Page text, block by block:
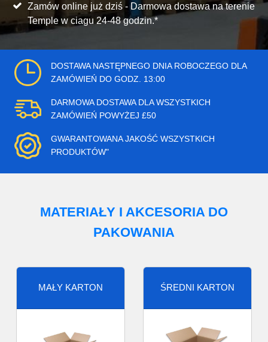
Zamów online już dziś - Darmowa dostawa na terenie
Temple w ciagu 24-48 godzin.*
DOSTAWA NASTĘPNEGO DNIA ROBOCZEGO DLA
ZAMÓWIEŃ DO GODZ. 13:00
DARMOWA DOSTAWA DLA WSZYSTKICH
ZAMÓWIEŃ POWYŻEJ £50
GWARANTOWANA JAKOŚĆ WSZYSTKICH
PRODUKTÓW"
MATERIAŁY I AKCESORIA DO
PAKOWANIA
MAŁY KARTON ŚREDNI KARTON